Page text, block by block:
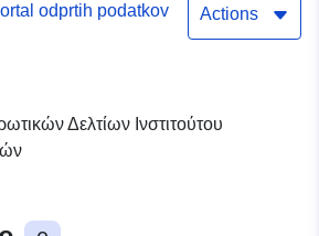
odprtih podatkov
Actions
Δελτίων Ινστιτούτου